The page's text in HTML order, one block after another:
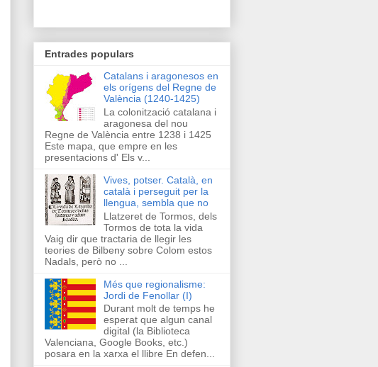
Entrades populars
Catalans i aragonesos en
els orígens del Regne de
València (1240-1425)
La colonització catalana i
aragonesa del nou
Regne de València entre 1238 i 1425
Este mapa, que empre en les
presentacions d' Els v...
Vives, potser. Català, en
català i perseguit per la
llengua, sembla que no
Llatzeret de Tormos, dels
Tormos de tota la vida
Vaig dir que tractaria de llegir les
teories de Bilbeny sobre Colom estos
Nadals, però no ...
Més que regionalisme:
Jordi de Fenollar (I)
Durant molt de temps he
esperat que algun canal
digital (la Biblioteca
Valenciana, Google Books, etc.)
posara en la xarxa el llibre En defen...